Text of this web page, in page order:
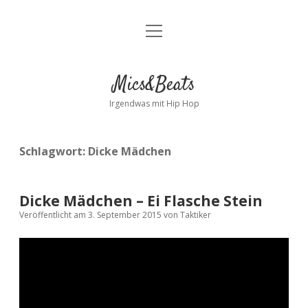
Kontakt
facebookinstagram
bandcamp
spotify
Menü
Mics&Beats
Irgendwas mit Hip Hop
Schlagwort: Dicke Mädchen
Dicke Mädchen – Ei Flasche Stein
Veröffentlicht am 3. September 2015 von Taktiker